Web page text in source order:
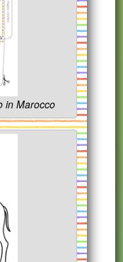
in Marocco